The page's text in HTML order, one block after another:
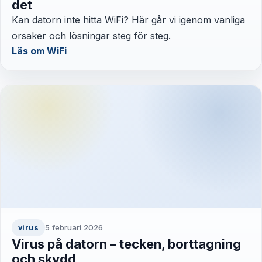
det
Kan datorn inte hitta WiFi? Här går vi igenom vanliga
orsaker och lösningar steg för steg.
Läs om WiFi
virus 5 februari 2026
Virus på datorn – tecken, borttagning